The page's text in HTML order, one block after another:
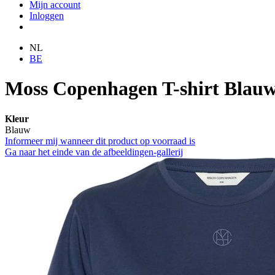
Mijn account
Inloggen
NL
BE
Moss Copenhagen T-shirt
Kleur
Blauw
Informeer mij wanneer dit product op voorraad is
Ga naar het einde van de afbeeldingen-gallerij